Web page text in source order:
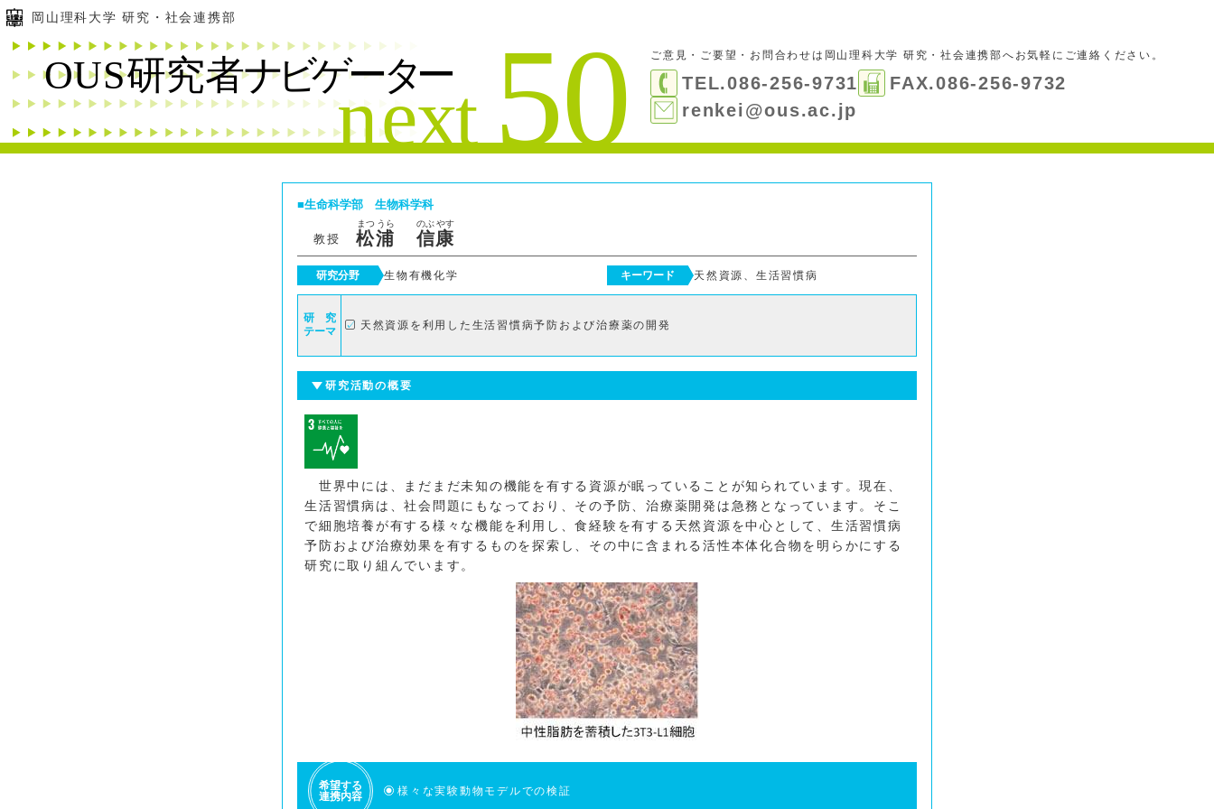
岡山理科大学 研究・社会連携部
ご意見・ご要望・お問合わせは 岡山理科大学 研究・社会連携部へお気軽にご連絡ください。
TEL.086-256-9731
FAX.086-256-9732
renkei@ous.ac.jp
生命科学部 生物科学科
教授 松
まつ
浦
うら
信
のぶ
康
やす
研究分野 生物有機化学 キーワード 天然資源、生活習慣病
研 究
テーマ
天然資源を利用した生活習慣病予防および治療薬の開発
研究活動の概要
世界中には、まだまだ未知の機能を有する資源が眠っていることが知られています。現在、
生活習慣病は、社会問題にもなっており、その予防、治療薬開発は急務となっています。そこ
で細胞培養が有する様々な機能を利用し、食経験を有する天然資源を中心として、生活習慣病
予防および治療効果を有するものを探索し、その中に含まれる活性本体化合物を明らかにする
研究に取り組んでいます。
希望する
連携内容
様々な実験動物モデルでの検証